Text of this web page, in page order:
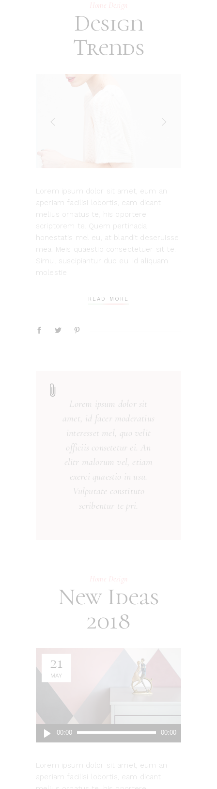
Home Design
Design
Trends
Lorem ipsum dolor sit amet, eum an
aperiam facilisi lobortis, eam dicant
melius ornatus te, his oportere
scriptorem te. Quem pertinacia
honestatis mel eu, at blandit deseruisse
mea. Meis quaestio consectetuer sit te.
Simul suscipiantur duo eu. Id aliquam
molestie
READ MORE
Lorem ipsum dolor sit
amet, id facer moderatius
interesset mel, quo velit
officiis consetetur ei. An
elitr malorum vel, etiam
exerci quaestio in usu.
Vulputate constituto
scribentur te pri.
Home Design
New Ideas
2018
Audio
Player
00:00 00:00
21
MAY
Lorem ipsum dolor sit amet, eum an
aperiam facilisi lobortis, eam dicant